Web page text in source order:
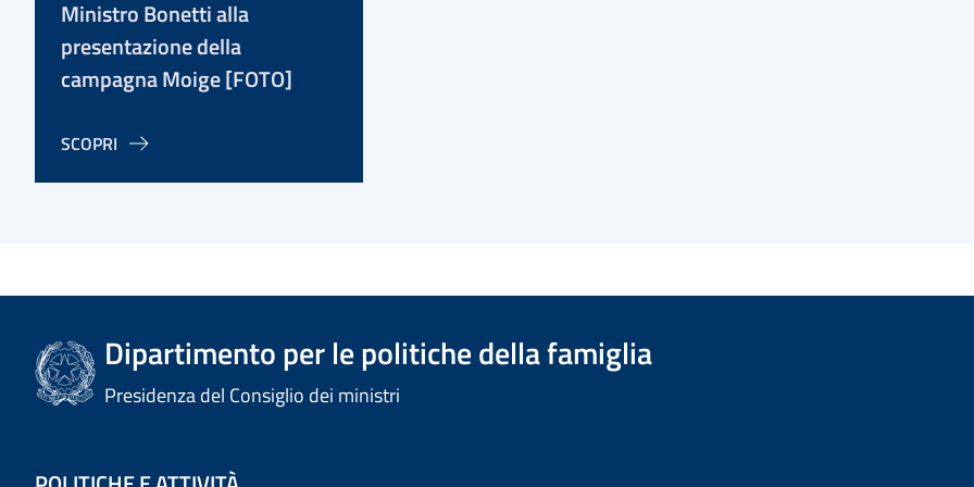
Ministro Bonetti alla
presentazione della
campagna Moige [FOTO]
SCOPRI
Dipartimento per le politiche della famiglia
Presidenza del Consiglio dei ministri